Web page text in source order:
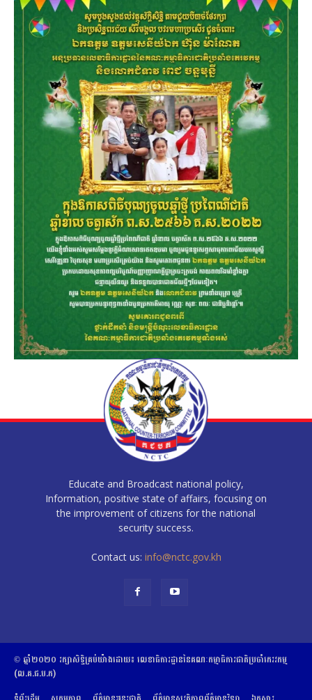
Educate and Broadcast national policy,
Information, positive state of affairs, focusing on
the improvement of citizens for the national
security success.
Contact us: info@nctc.gov.kh
© ឆ្នាំ២០២០​ ​រក្សាសិទ្ធិ​គ្រប់យ៉ាង​ដោយ​៖​ ​លេខាធិការដ្ឋាននៃគណៈកម្មាធិការជាតិប្រចាំភេរវកម្ម
(ល.គ.ជ.ប.ភ)